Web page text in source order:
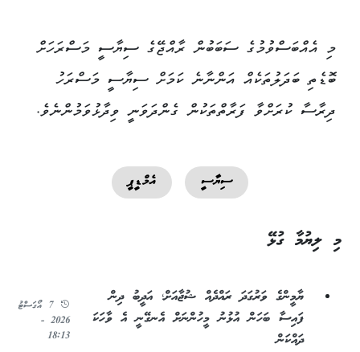
މި އެއްބަސްވުމުގެ ސަބަބުން ރާއްޖޭގެ ސިޔާސީ މަސްރަހަށް
ބޮޑެތި ބަދަލުތަކެއް އަންނާނެ ކަމަށް ސިޔާސީ މަސްރަހު
ދިރާސާ ކުރަށްވާ ފަރާތްތަކުން ގެންދަވަނީ ވިދާޅުވަމުންނެވެ.
ސިޔާސީ އެމްޑީޕީ
މި ލިޔުމާ ގުޅޭ
ޔާމީންގެ ވަރުގަދަ ރައްދެއް ޝުޖާއަށް؛ އަދީބު ދިން
ފައިސާ ބަހަން އުޅުނު މީހުންނަށް އެނގޭނީ އެ ވާހަކަ
ދައްކަން
7 އޯގަސްޓު
2026 -
18:13